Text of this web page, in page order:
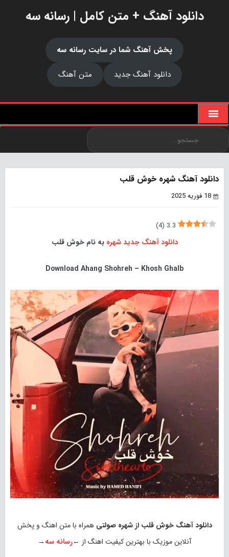
دانلود آهنگ + متن کامل | رسانه سه
پخش آهنگ شما در سایت رسانه سه
دانلود آهنگ جدید
متن آهنگ
دانلود آهنگ شهره خوش قلب
18 فوریه 2025
3.3
(
4
)
دانلود آهنگ جدید شهره به نام خوش قلب
Download Ahang Shohreh – Khosh Ghalb
دانلود آهنگ خوش قلب از شهره صولتیهمراه با متن اهنگ و پخش
آنلاین موزیک با بهترین کیفیت اهنگ از ←رسانه سه→